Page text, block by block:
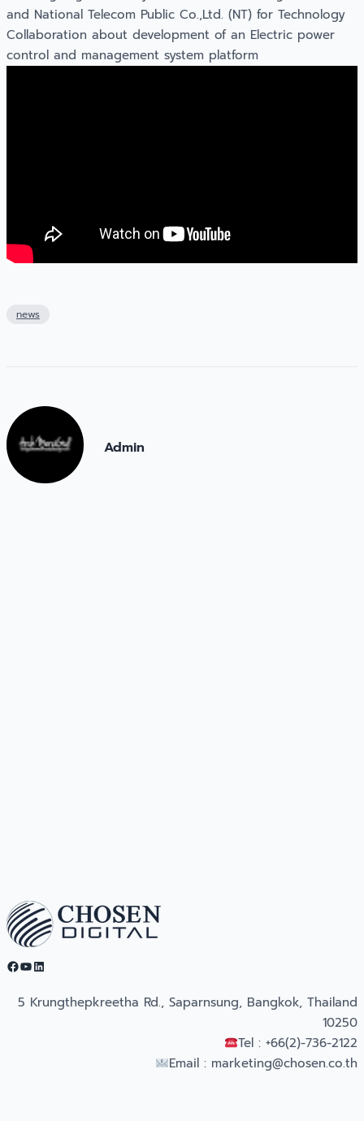
and National Telecom Public Co.,Ltd. (NT) for Technology
Collaboration about development of an Electric power
control and management system platform
news
Admin
Facebook YouTube LinkedIn
5 Krungthepkreetha Rd., Saparnsung, Bangkok, Thailand
10250
Tel : +66(2)-736-2122
Email : marketing@chosen.co.th